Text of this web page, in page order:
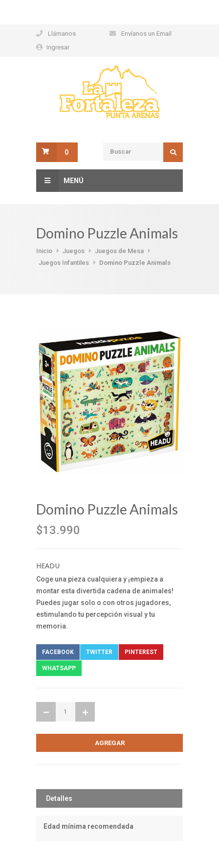
Llámanos
Envíanos un Email
Ingresar
0
MENÚ
Domino Puzzle Animals
Inicio Juegos
Juegos de Mesa
Juegos Infantiles
Domino Puzzle Animals
Domino Puzzle Animals
$13.990
HEADU
Coge una pieza cualquiera y ¡empieza a
montar esta divertida cadena de animales!
Puedes jugar solo o con otros jugadores,
estimulando tu percepción visual y tu
memoria.
FACEBOOK TWITTER PINTEREST
WHATSAPP
Detalles
Edad mínima recomendada